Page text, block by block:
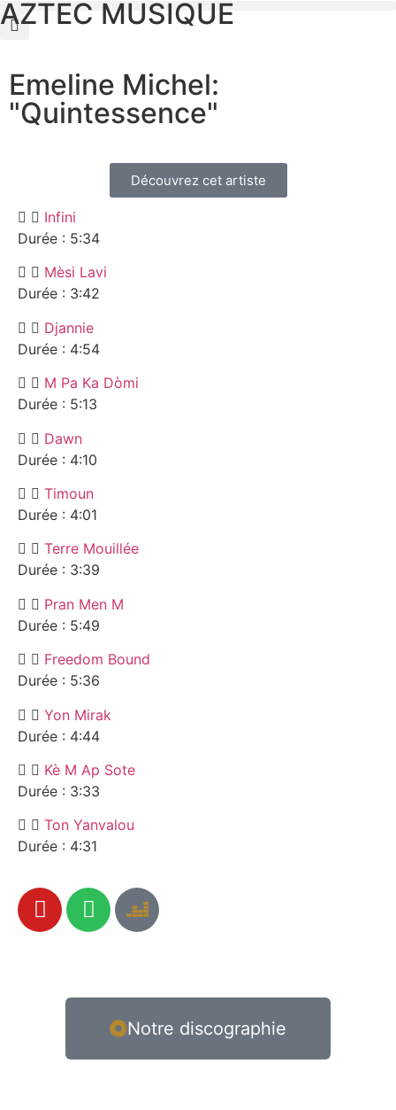
AZTEC MUSIQUE
Emeline Michel:
"Quintessence"
Découvrez cet artiste
Infini
Durée : 5:34
Mèsi Lavi
Durée : 3:42
Djannie
Durée : 4:54
M Pa Ka Dòmi
Durée : 5:13
Dawn
Durée : 4:10
Timoun
Durée : 4:01
Terre Mouillée
Durée : 3:39
Pran Men M
Durée : 5:49
Freedom Bound
Durée : 5:36
Yon Mirak
Durée : 4:44
Kè M Ap Sote
Durée : 3:33
Ton Yanvalou
Durée : 4:31
Notre discographie